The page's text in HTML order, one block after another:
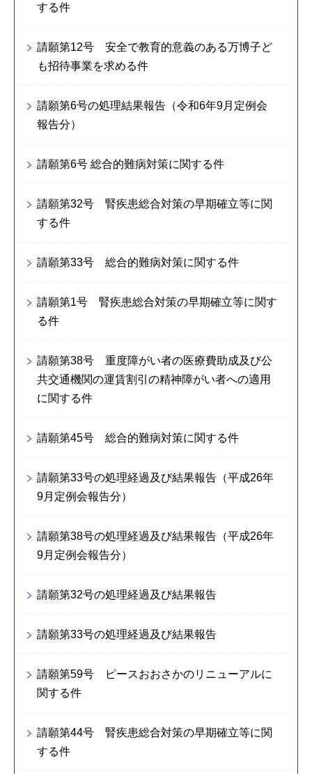
する件
請願第12号 安全で教育的意義のある万博子ど
も招待事業を求める件
請願第6号の処理結果報告（令和6年9月定例会
報告分）
請願第6号 総合的難病対策に関する件
請願第32号 腎疾患総合対策の早期確立等に関
する件
請願第33号 総合的難病対策に関する件
請願第1号 腎疾患総合対策の早期確立等に関す
る件
請願第38号 重度障がい者の医療費助成及び公
共交通機関の運賃割引の精神障がい者への適用
に関する件
請願第45号 総合的難病対策に関する件
請願第33号の処理経過及び結果報告（平成26年
9月定例会報告分）
請願第38号の処理経過及び結果報告（平成26年
9月定例会報告分）
請願第32号の処理経過及び結果報告
請願第33号の処理経過及び結果報告
請願第59号 ピースおおさかのリニューアルに
関する件
請願第44号 腎疾患総合対策の早期確立等に関
する件